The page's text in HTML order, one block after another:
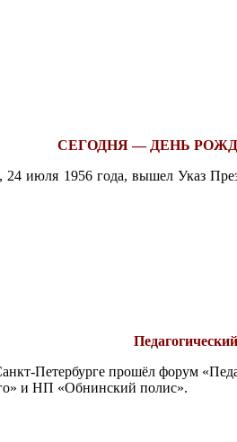
СЕГОДНЯ — ДЕНЬ
24 июля 1956 года, вышел Указ
Петербурге прошёл форум
и НП «Обнинский полис».